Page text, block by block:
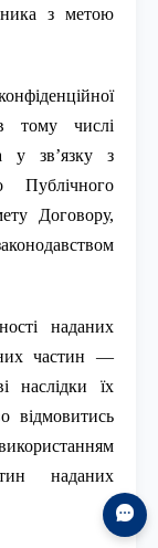
з метою
тому числі
у зв’язку з
Публічного
Договору,
наданих
частин —
наслідки їх
відмовитись
наданих